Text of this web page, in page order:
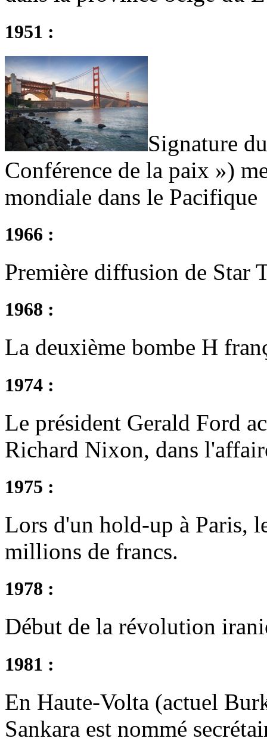
1951 :
Signature
Conférence de la paix »)
mondiale dans le Pacifique
1966 :
Première diffusion de Star
1968 :
La deuxième bombe H
1974 :
Le président Gerald Ford
Richard Nixon, dans
1975 :
Lors d'un hold-up à Paris,
millions de francs.
1978 :
Début de la révolution
1981 :
En Haute-Volta (actuel
Sankara est nommé